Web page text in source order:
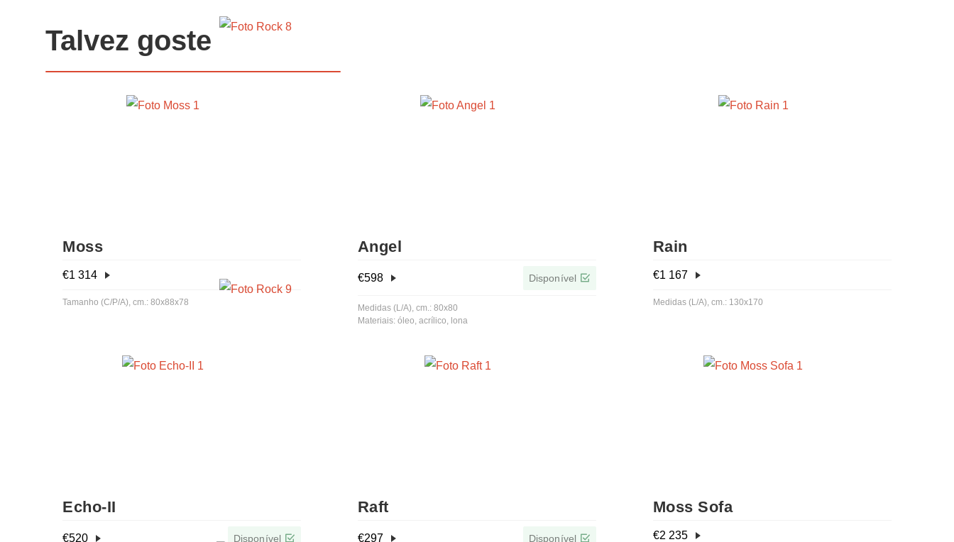
Talvez goste
Moss
€1 314
Tamanho (C/P/A), cm.: 80х88х78
Angel
€598 Disponível
Medidas (L/A), cm.: 80x80
Materiais: óleo, acrílico, lona
Rain
€1 167
Medidas (L/A), cm.: 130x170
Echo-IІ
€520 Disponível
Raft
€297 Disponível
Moss Sofa
€2 235